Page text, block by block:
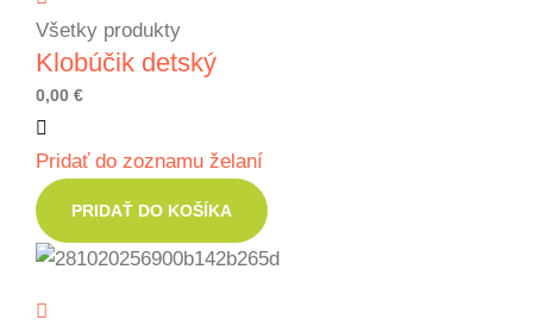
Všetky produkty
Klobúčik detský
0,00 €
Pridať do zoznamu želaní
PRIDAŤ DO KOŠÍKA